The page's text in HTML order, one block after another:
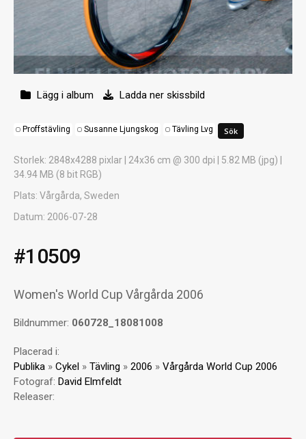
Lägg i album Ladda ner skissbild
Proffstävling Susanne Ljungskog Tävling Lvg
Storlek: 2848x4288 pixlar | 24x36 cm @ 300 dpi | 5.82 MB (jpg) |
34.94 MB (8 bit RGB)
Plats: Vårgårda, Sweden
Datum: 2006-07-28
#10509
Women's World Cup Vårgårda 2006
Bildnummer: 060728_18081008
Placerad i:
Publika » Cykel » Tävling » 2006 » Vårgårda World Cup 2006
Fotograf: David Elmfeldt
Releaser: